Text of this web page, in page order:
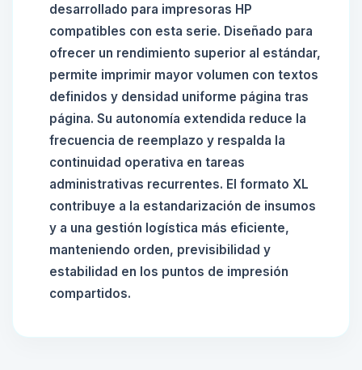
desarrollado para impresoras HP
compatibles con esta serie. Diseñado para
ofrecer un rendimiento superior al estándar,
permite imprimir mayor volumen con textos
definidos y densidad uniforme página tras
página. Su autonomía extendida reduce la
frecuencia de reemplazo y respalda la
continuidad operativa en tareas
administrativas recurrentes. El formato XL
contribuye a la estandarización de insumos
y a una gestión logística más eficiente,
manteniendo orden, previsibilidad y
estabilidad en los puntos de impresión
compartidos.